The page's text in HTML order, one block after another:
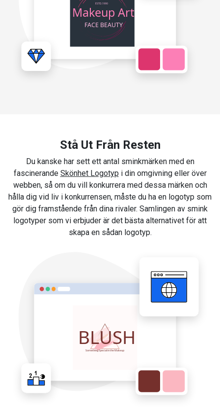
Stå Ut Från Resten
Du kanske har sett ett antal sminkmärken med en
fascinerande Skönhet Logotyp i din omgivning eller över
webben, så om du vill konkurrera med dessa märken och
hålla dig vid liv i konkurrensen, måste du ha en logotyp som
gör dig framstående från dina rivaler. Samlingen av smink
logotyper som vi erbjuder är det bästa alternativet för att
skapa en sådan logotyp.